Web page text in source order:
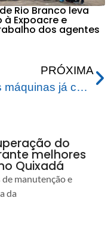
Rio Branco leva
Expoacre e
dos agentes
PRÓXIMA
Na parte alta da cidade as máquinas já começaram a trabalhar
do
melhores
Quixadá
manutenção e
da